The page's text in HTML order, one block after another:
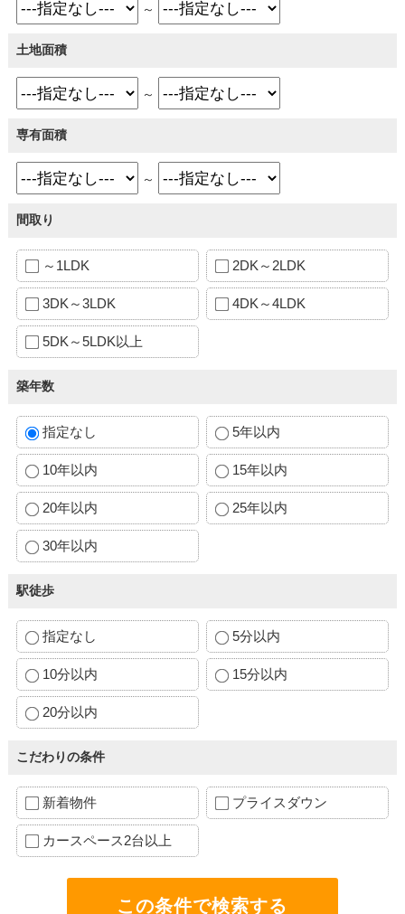
～
土地面積
～
専有面積
～
間取り
～1LDK 2DK～2LDK
3DK～3LDK 4DK～4LDK
5DK～5LDK以上
築年数
指定なし 5年以内
10年以内 15年以内
20年以内 25年以内
30年以内
駅徒歩
指定なし 5分以内
10分以内 15分以内
20分以内
こだわりの条件
新着物件 プライスダウン
カースペース2台以上